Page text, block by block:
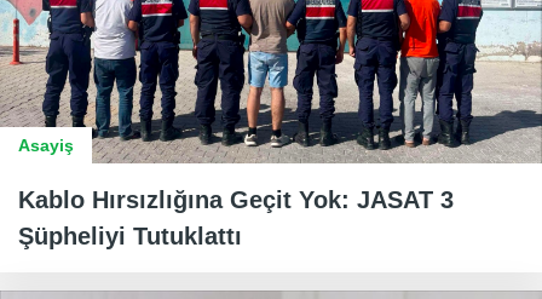
Asayiş
Kablo Hırsızlığına Geçit Yok: JASAT 3
Şüpheliyi Tutuklattı